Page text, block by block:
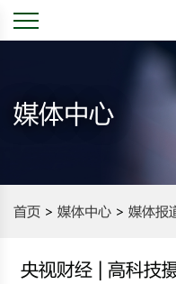
媒体中心
首页 媒体中心 媒体报
央视财经 | 高科技